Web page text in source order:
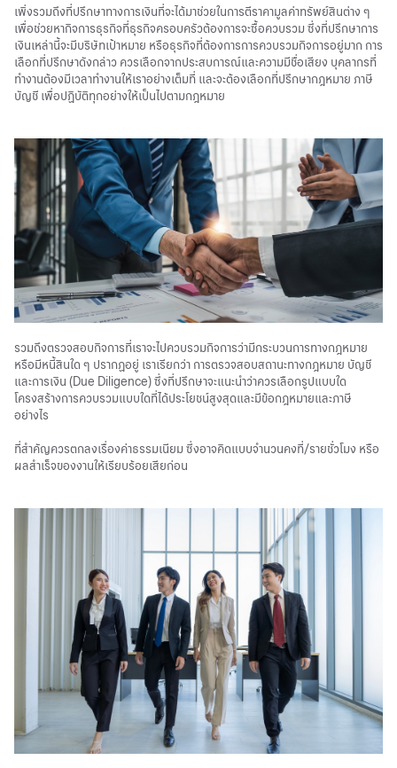
เพิ่งรวมถึงที่ปรึกษาทางการเงินที่จะได้มาช่วยในการตีราคามูลค่าทรัพย์สินต่าง ๆ
เพื่อช่วยหากิจการธุรกิจที่ธุรกิจครอบครัวต้องการจะซื้อควบรวม ซึ่งที่ปรึกษาการ
เงินเหล่านี้จะมีบริษัทเป้าหมาย หรือธุรกิจที่ต้องการการควบรวมกิจการอยู่มาก การ
เลือกที่ปรึกษาดังกล่าว ควรเลือกจากประสบการณ์และความมีชื่อเสียง บุคลากรที่
ทำงานต้องมีเวลาทำงานให้เราอย่างเต็มที่ และจะต้องเลือกที่ปรึกษากฎหมาย ภาษี
บัญชี เพื่อปฏิบัติทุกอย่างให้เป็นไปตามกฎหมาย
รวมถึงตรวจสอบกิจการที่เราจะไปควบรวมกิจการว่ามีกระบวนการทางกฎหมาย
หรือมีหนี้สินใด ๆ ปรากฏอยู่ เราเรียกว่า การตรวจสอบสถานะทางกฎหมาย บัญชี
และการเงิน (Due Diligence) ซึ่งที่ปรึกษาจะแนะนำว่าควรเลือกรูปแบบใด
โครงสร้างการควบรวมแบบใดที่ได้ประโยชน์สูงสุดและมีข้อกฎหมายและภาษี
อย่างไร
ที่สำคัญควรตกลงเรื่องค่าธรรมเนียม ซึ่งอาจคิดแบบจำนวนคงที่/รายชั่วโมง หรือ
ผลสำเร็จของงานให้เรียบร้อยเสียก่อน